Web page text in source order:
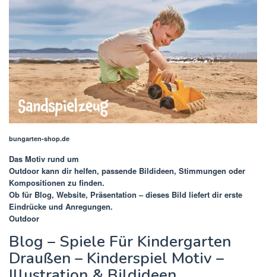
bungarten-shop.de
Das Motiv rund um
Outdoor kann dir helfen, passende Bildideen, Stimmungen oder
Kompositionen zu finden.
Ob für Blog, Website, Präsentation – dieses Bild liefert dir erste
Eindrücke und Anregungen.
Outdoor
Blog – Spiele Für Kindergarten
Draußen – Kinderspiel Motiv –